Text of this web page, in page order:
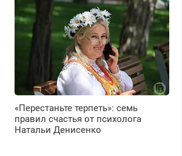
«Перестаньте терпеть»: семь
правил счастья от психолога
Натальи Денисенко